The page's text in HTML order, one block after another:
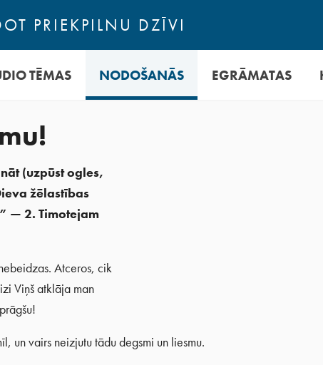
PRIEKPILNU DZĪVI
TĒMAS NODOŠANĀS EGRĀMATAS
(uzpūst ogles,
žēlastības
— 2. Timotejam
Atceros, cik
Viņš atklāja man
un vairs neizjutu tādu degsmi un liesmu.